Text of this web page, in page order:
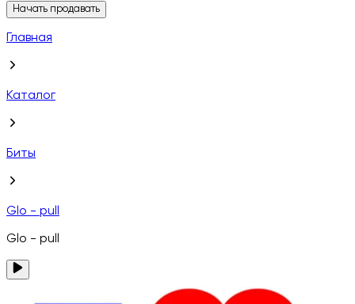
Начать продавать
Главная
Каталог
Биты
Glo - pull
Glo - pull